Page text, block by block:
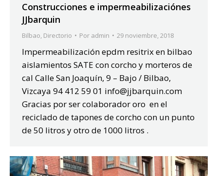
Construcciones e impermeabilizaciónes
JJbarquin
Bilbao, Directorio Por admin 29 noviembre, 2018
Impermeabilización epdm resitrix en bilbao
aislamientos SATE con corcho y morteros de
cal Calle San Joaquín, 9 – Bajo / Bilbao,
Vizcaya 94 412 59 01 info@jjbarquin.com
Gracias por ser colaborador oro en el
reciclado de tapones de corcho con un punto
de 50 litros y otro de 1000 litros .